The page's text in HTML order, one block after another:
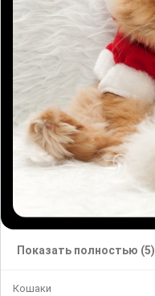
Показать полностью (5)
Кошаки